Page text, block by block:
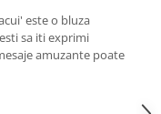
este o bluza
sa iti exprimi
amuzante poate